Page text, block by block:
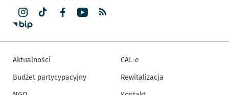
Aktualności
Budżet partycypacyjny
CAL-e
Rewitalizacja